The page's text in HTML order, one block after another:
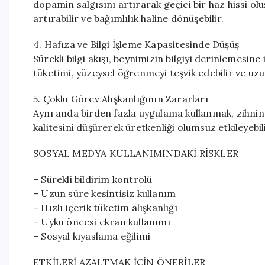
dopamin salgısını artırarak geçici bir haz hissi
artırabilir ve bağımlılık haline dönüşebilir.
4. Hafıza ve Bilgi İşleme Kapasitesinde Düşüş
Sürekli bilgi akışı, beynimizin bilgiyi
tüketimi, yüzeysel öğrenmeyi teşvik edebilir ve
5. Çoklu Görev Alışkanlığının Zararları
Aynı anda birden fazla uygulama kullanmak,
kalitesini düşürerek üretkenliği olumsuz
SOSYAL MEDYA KULLANIMINDAKİ RİSKLER
– Sürekli bildirim kontrolü
– Uzun süre kesintisiz kullanım
– Hızlı içerik tüketim alışkanlığı
– Uyku öncesi ekran kullanımı
– Sosyal kıyaslama eğilimi
ETKİLERİ AZALTMAK İÇİN ÖNERİLER